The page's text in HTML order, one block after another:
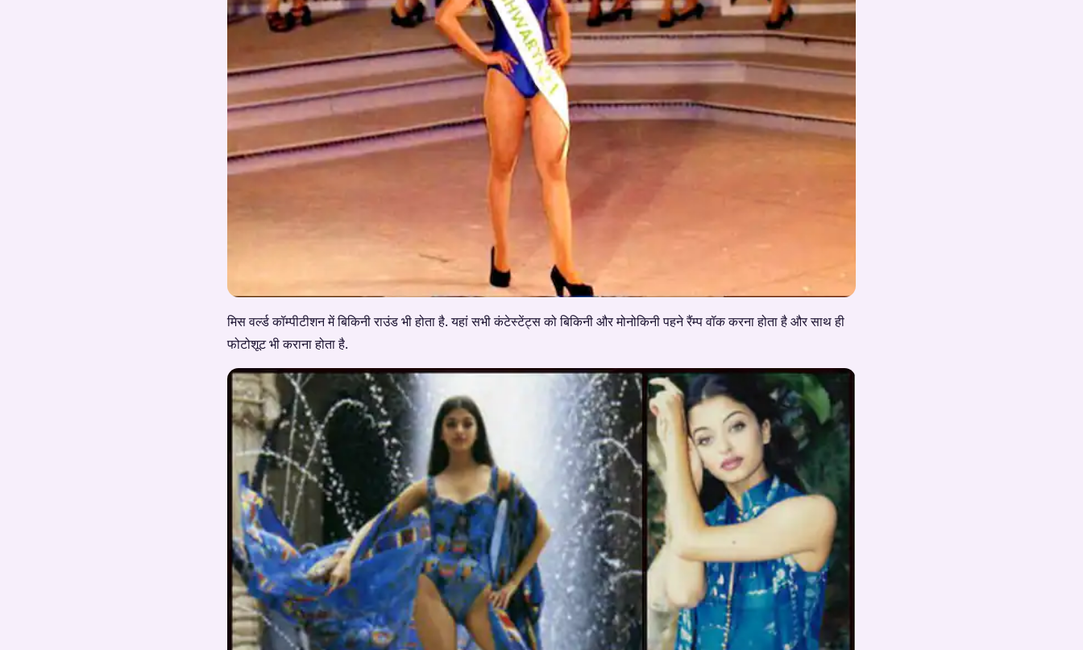
मिस वर्ल्ड कॉम्पीटीशन में बिकिनी राउंड भी होता है. यहां सभी कंटेस्टेंट्स को बिकिनी और मोनोकिनी पहने रैंम्प वॉक करना होता है और साथ ही
फोटोशूट भी कराना होता है.